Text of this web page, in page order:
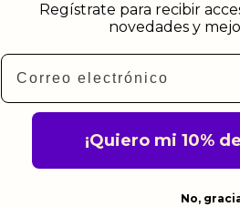
Regístrate para recibir
novedades y
Email
¡Quiero mi 10%
No,